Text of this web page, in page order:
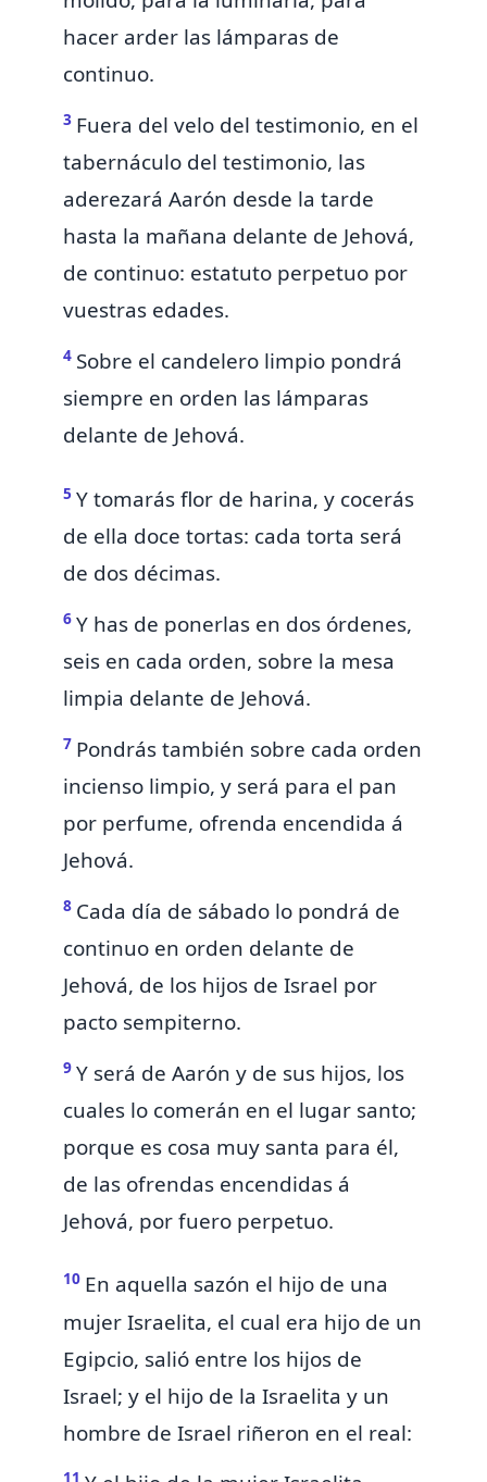
hacer arder las lámparas de
continuo.
3 Fuera del velo del testimonio, en el
tabernáculo del testimonio, las
aderezará Aarón desde la tarde
hasta la mañana delante de Jehová,
de continuo: estatuto perpetuo por
vuestras edades.
4 Sobre el candelero limpio pondrá
siempre en orden las lámparas
delante de Jehová.
5 Y tomarás flor de harina, y cocerás
de ella doce tortas: cada torta será
de dos décimas.
6 Y has de ponerlas en dos órdenes,
seis en cada orden, sobre la mesa
limpia delante de Jehová.
7 Pondrás también sobre cada orden
incienso limpio, y será para el pan
por perfume, ofrenda encendida á
Jehová.
8 Cada día de sábado lo pondrá de
continuo en orden delante de
Jehová, de los hijos de Israel por
pacto sempiterno.
9 Y será de Aarón y de sus hijos, los
cuales lo comerán en el lugar santo;
porque es cosa muy santa para él,
de las ofrendas encendidas á
Jehová, por fuero perpetuo.
10 En aquella sazón el hijo de una
mujer Israelita, el cual era hijo de un
Egipcio, salió entre los hijos de
Israel; y el hijo de la Israelita y un
hombre de Israel riñeron en el real:
11